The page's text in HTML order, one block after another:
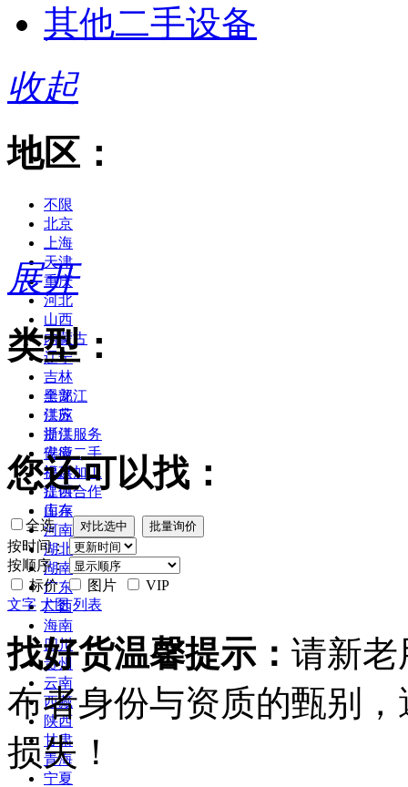
其他二手设备
收起
地区：
不限
北京
上海
天津
重庆
河北
山西
内蒙古
辽宁
吉林
黑龙江
江苏
浙江
安徽
福建
江西
山东
河南
湖北
湖南
广东
广西
海南
四川
贵州
云南
西藏
陕西
甘肃
青海
宁夏
展开
类型：
全部
供应
提供服务
供应二手
提供加工
提供合作
库存
您还可以找：
全选
按时间：
按顺序：
标价
图片
VIP
文字 大图 列表
找好货温馨提示： 请新老
布者身份与资质的甄别
损失！